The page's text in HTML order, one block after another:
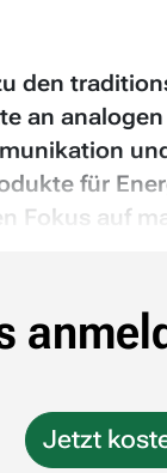
den
an
für
Fokus auf
Jetzt